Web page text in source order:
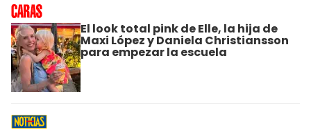
El look total pink de Elle, la hija de
Maxi López y Daniela Christiansson
para empezar la escuela